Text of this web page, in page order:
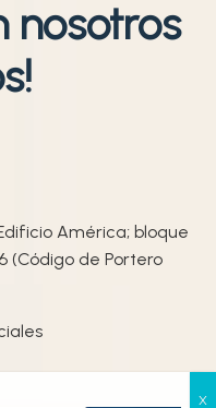
nosotros
América; bloque
(Código de Portero